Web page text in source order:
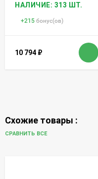
НАЛИЧИЕ: 313 ШТ.
+215 бонус(ов)
10 794 ₽
Схожие товары :
СРАВНИТЬ ВСЕ